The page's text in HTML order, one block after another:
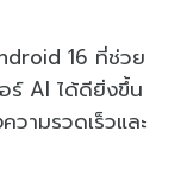
16 ที่ช่วย
อร์ AI ได้ดียิ่งขึ้น
ามรวดเร็วและ